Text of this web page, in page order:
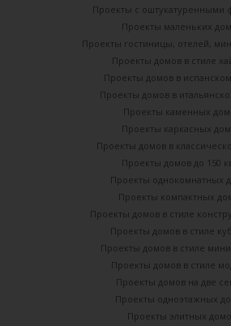
Проекты с оштукатуренными
Проекты маленьких
Проекты гостиницы, отелей,
Проекты домов в стиле
Проекты домов в
Проекты домов в
Проекты каменных
Проекты каркасных
Проекты домов в
Проекты домов до 150
Проекты однокомнатных
Проекты компактных
Проекты домов в стиле
Проекты домов в стиле
Проекты домов в стиле
Проекты домов в стиле
Проекты домов на две
Проекты одноэтажных
Проекты элитных